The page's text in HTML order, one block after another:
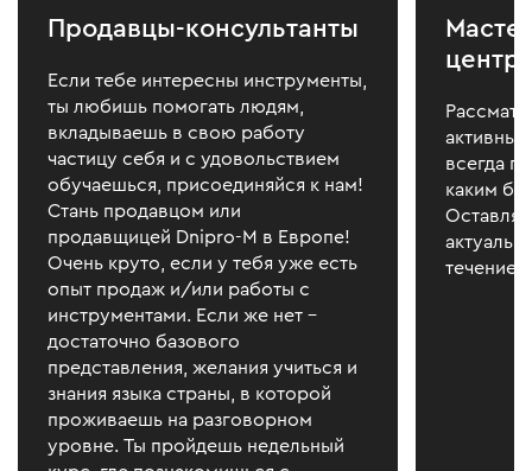
Продавцы-консультанты
Если тебе интересны инструменты,
ты любишь помогать людям,
вкладываешь в свою работу
частицу себя и с удовольствием
обучаешься, присоединяйся к нам!
Стань продавцом или
продавщицей Dnipro-M в Европе!
Очень круто, если у тебя уже есть
опыт продаж и/или работы с
инструментами. Если же нет –
достаточно базового
представления, желания учиться и
знания языка страны, в которой
проживаешь на разговорном
уровне. Ты пройдешь недельный
всегда
каким
Оставляй
течение